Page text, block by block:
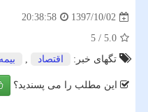
1397/10/02
20:38:58
5.0
/
5
تگهای خبر:
اقتصاد , بیمه
این مطلب را می پسندید؟